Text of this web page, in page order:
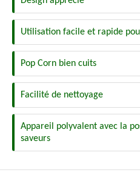
Utilisation facile et rapide
Pop Corn bien cuits
Facilité de nettoyage
Appareil polyvalent avec la
saveurs